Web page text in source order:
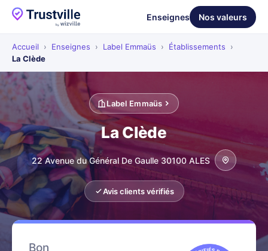
Enseignes Nos valeurs
Accueil › Enseignes › Label Emmaüs › Établissements
›
La Clède
Label Emmaüs
La Clède
22 Avenue du Général De Gaulle 30100 ALES
Avis clients vérifiés
Bon